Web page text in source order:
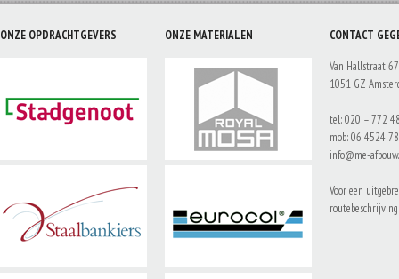
ONZE OPDRACHTGEVERS ONZE MATERIALEN CONTACT
Van Hallstraat 67
1051 GZ
tel: 020 – 772
mob: 06 4524
info@me-
Voor een